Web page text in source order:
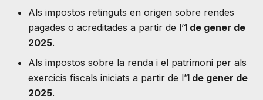
Als impostos retinguts en origen sobre rendes
pagades o acreditades a partir de l’1 de gener de
2025.
Als impostos sobre la renda i el patrimoni per als
exercicis fiscals iniciats a partir de l’1 de gener de
2025.